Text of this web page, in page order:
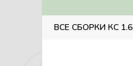
ВСЕ СБОРКИ КС 1.6